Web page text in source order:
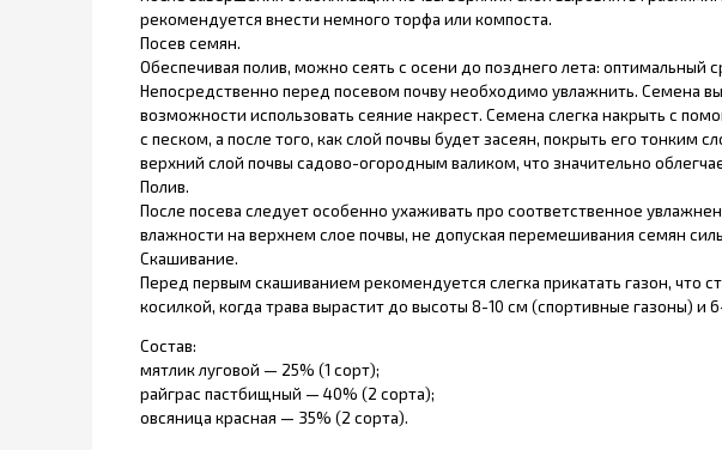
рекомендуется внести немного торфа или компоста.
Посев семян.
Обеспечивая полив, можно сеять с осени до позднего лета: оптимальный
Непосредственно перед посевом почву необходимо увлажнить. Семена
возможности использовать сеяние накрест. Семена слегка накрыть с
с песком, а после того, как слой почвы будет засеян, покрыть его тонким
верхний слой почвы садово-огородным валиком, что значительно
Полив.
После посева следует особенно ухаживать про соответственное
влажности на верхнем слое почвы, не допуская перемешивания семян
Скашивание.
Перед первым скашиванием рекомендуется слегка прикатать газон, что
косилкой, когда трава вырастит до высоты 8-10 см (спортивные газоны)
Состав:
мятлик луговой — 25% (1 сорт);
райграс пастбищный — 40% (2 сорта);
овсяница красная — 35% (2 сорта).